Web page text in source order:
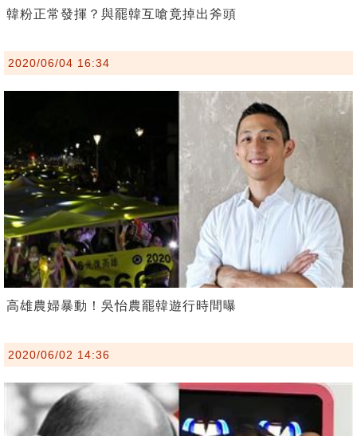
韓粉正常發揮？與罷韓互嗆竟掉出斧頭
2020/06/04 16:34
高雄農婦暴動！吳怡農罷韓遊行時間曝
2020/06/02 14:36